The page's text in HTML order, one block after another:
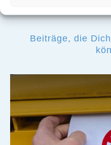
Beiträge, die